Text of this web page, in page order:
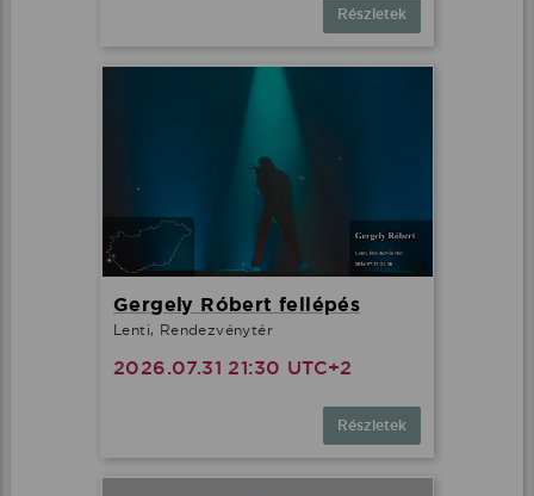
Részletek
Gergely Róbert fellépés
Lenti, Rendezvénytér
2026.07.31 21:30 UTC+2
Részletek